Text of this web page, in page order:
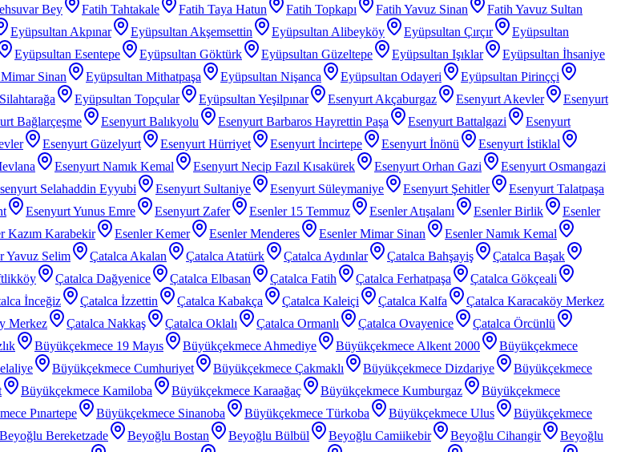
Bey Fatih Tahtakale Fatih Taya Hatun Fatih Topkapı Fatih Yavuz Sinan
Fatih Yavuz Sultan
Eyüpsultan Akpınar Eyüpsultan Akşemsettin Eyüpsultan Alibeyköy Eyüpsultan Çırçır
Eyüpsultan
Eyüpsultan Esentepe Eyüpsultan Göktürk Eyüpsultan Güzeltepe Eyüpsultan Işıklar
Eyüpsultan İhsaniye
Sinan Eyüpsultan Mithatpaşa Eyüpsultan Nişanca Eyüpsultan Odayeri
Eyüpsultan Pirinççi
Eyüpsultan Topçular Eyüpsultan Yeşilpınar Esenyurt Akçaburgaz Esenyurt Akevler
Esenyurt
Bağlarçeşme Esenyurt Balıkyolu Esenyurt Barbaros Hayrettin Paşa Esenyurt Battalgazi
Esenyurt
Esenyurt Güzelyurt Esenyurt Hürriyet Esenyurt İncirtepe Esenyurt İnönü
Esenyurt İstiklal
Esenyurt Namık Kemal Esenyurt Necip Fazıl Kısakürek Esenyurt Orhan Gazi
Esenyurt Osmangazi
Selahaddin Eyyubi Esenyurt Sultaniye Esenyurt Süleymaniye Esenyurt Şehitler
Esenyurt Talatpaşa
Esenyurt Yunus Emre Esenyurt Zafer Esenler 15 Temmuz Esenler Atışalanı Esenler Birlik
Esenler
Kazım Karabekir Esenler Kemer Esenler Menderes Esenler Mimar Sinan
Esenler Namık Kemal
Yavuz Selim Çatalca Akalan Çatalca Atatürk Çatalca Aydınlar Çatalca Bahşayiş
Çatalca Başak
Çatalca Dağyenice Çatalca Elbasan Çatalca Fatih Çatalca Ferhatpaşa
Çatalca Gökçeali
İnceğiz Çatalca İzzettin Çatalca Kabakça Çatalca Kaleiçi Çatalca Kalfa
Çatalca Karacaköy Merkez
Merkez Çatalca Nakkaş Çatalca Oklalı Çatalca Ormanlı Çatalca Ovayenice
Çatalca Örcünlü
Büyükçekmece 19 Mayıs Büyükçekmece Ahmediye Büyükçekmece Alkent 2000
Büyükçekmece
Büyükçekmece Cumhuriyet Büyükçekmece Çakmaklı Büyükçekmece Dizdariye
Büyükçekmece
Büyükçekmece Kamiloba Büyükçekmece Karaağaç Büyükçekmece Kumburgaz
Büyükçekmece
Pınartepe Büyükçekmece Sinanoba Büyükçekmece Türkoba Büyükçekmece Ulus
Büyükçekmece
Beyoğlu Bereketzade Beyoğlu Bostan Beyoğlu Bülbül Beyoğlu Camiikebir Beyoğlu Cihangir
Beyoğlu